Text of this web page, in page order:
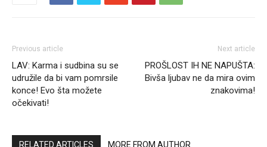
Previous article
LAV: Karma i sudbina su se
udružile da bi vam pomrsile
konce! Evo šta možete
očekivati!
Next article
PROŠLOST IH NE NAPUŠTA:
Bivša ljubav ne da mira ovim
znakovima!
RELATED ARTICLES MORE FROM AUTHOR